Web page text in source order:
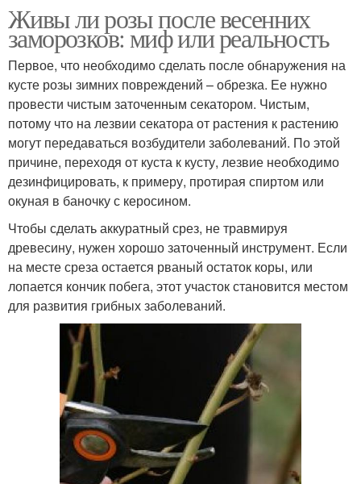
Живы ли розы после весенних
заморозков: миф или реальность
Первое, что необходимо сделать после обнаружения на
кусте розы зимних повреждений – обрезка. Ее нужно
провести чистым заточенным секатором. Чистым,
потому что на лезвии секатора от растения к растению
могут передаваться возбудители заболеваний. По этой
причине, переходя от куста к кусту, лезвие необходимо
дезинфицировать, к примеру, протирая спиртом или
окуная в баночку с керосином.
Чтобы сделать аккуратный срез, не травмируя
древесину, нужен хорошо заточенный инструмент. Если
на месте среза остается рваный остаток коры, или
лопается кончик побега, этот участок становится местом
для развития грибных заболеваний.